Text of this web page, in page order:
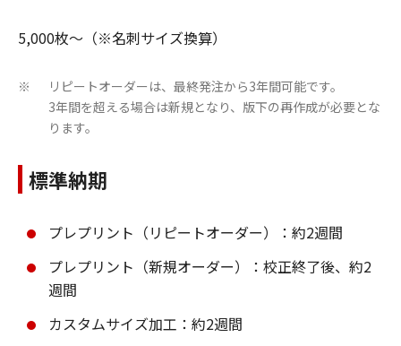
5,000枚～（※名刺サイズ換算）
※
リピートオーダーは、最終発注から3年間可能です。
3年間を超える場合は新規となり、版下の再作成が必要とな
ります。
標準納期
プレプリント（リピートオーダー）：約2週間
プレプリント（新規オーダー）：校正終了後、約2
週間
カスタムサイズ加工：約2週間